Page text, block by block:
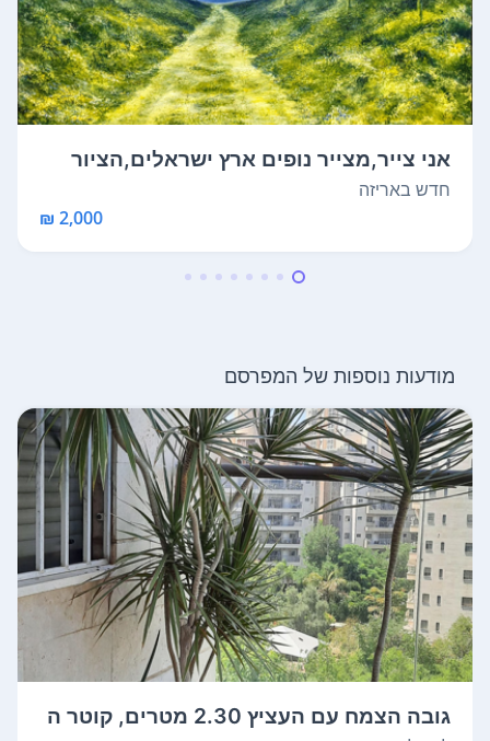
אני צייר,מצייר נופים ארץ ישראלים,הציור
ה...
חדש באריזה
2,000 ₪
מודעות נוספות של המפרסם
גובה הצמח עם העציץ 2.30 מטרים, קוטר ה